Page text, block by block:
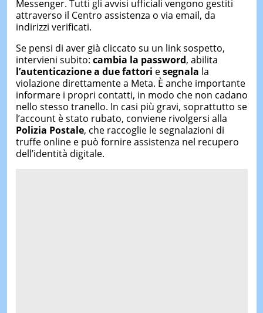
Messenger. Tutti gli avvisi ufficiali vengono gestiti
attraverso il Centro assistenza o via email, da
indirizzi verificati.
Se pensi di aver già cliccato su un link sospetto,
intervieni subito: cambia la password, abilita
l’autenticazione a due fattori esegnala la
violazione direttamente a Meta. È anche importante
informare i propri contatti, in modo che non cadano
nello stesso tranello. In casi più gravi, soprattutto se
l’account è stato rubato, conviene rivolgersi alla
Polizia Postale, che raccoglie le segnalazioni di
truffe online e può fornire assistenza nel recupero
dell’identità digitale.